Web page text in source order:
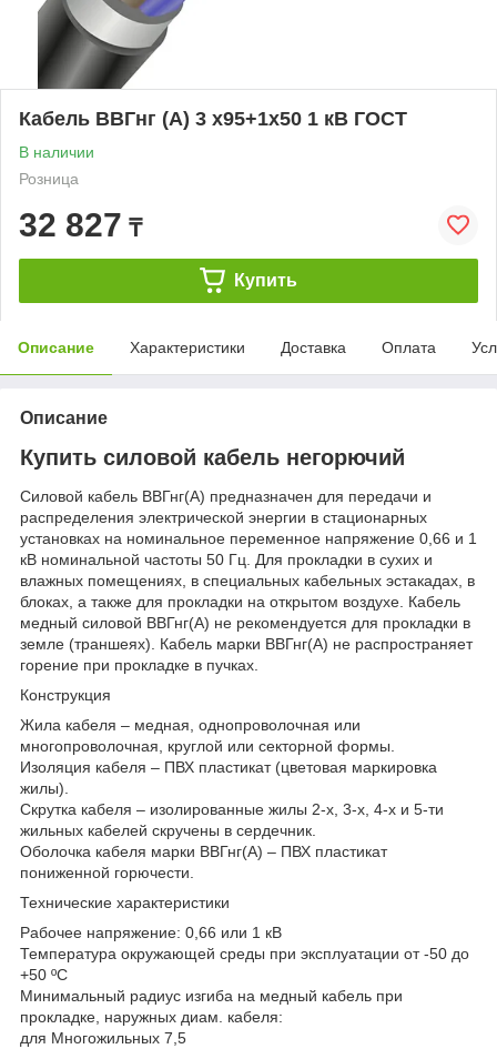
Кабель ВВГнг (А) 3 х95+1х50 1 кВ ГОСТ
В наличии
Розница
32 827 ₸
Купить
Описание Характеристики Доставка Оплата
Описание
Купить силовой кабель негорючий
Силовой кабель ВВГнг(А) предназначен для передачи и
распределения электрической энергии в стационарных
установках на номинальное переменное напряжение 0,66 и 1
кВ номинальной частоты 50 Гц. Для прокладки в сухих и
влажных помещениях, в специальных кабельных эстакадах, в
блоках, а также для прокладки на открытом воздухе. Кабель
медный силовой ВВГнг(А) не рекомендуется для прокладки в
земле (траншеях). Кабель марки ВВГнг(А) не распространяет
горение при прокладке в пучках.
Конструкция
Жила кабеля – медная, однопроволочная или
многопроволочная, круглой или секторной формы.
Изоляция кабеля – ПВХ пластикат (цветовая маркировка
жилы).
Скрутка кабеля – изолированные жилы 2-х, 3-х, 4-х и 5-ти
жильных кабелей скручены в сердечник.
Оболочка кабеля марки ВВГнг(А) – ПВХ пластикат
пониженной горючести.
Технические характеристики
Рабочее напряжение: 0,66 или 1 кВ
Температура окружающей среды при эксплуатации от -50 до
+50 ºС
Минимальный радиус изгиба на медный кабель при
прокладке, наружных диам. кабеля:
для Многожильных 7,5